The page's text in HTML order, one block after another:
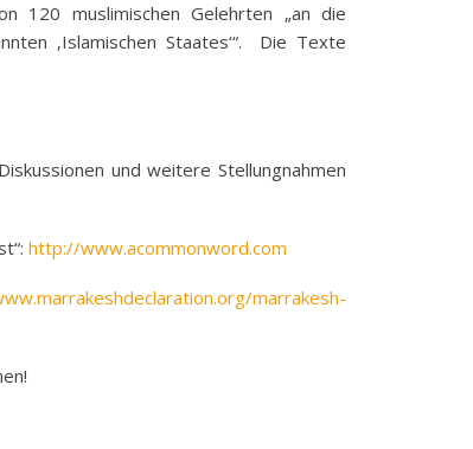
120 muslimischen Gelehrten „an die
‚Islamischen Staates‘“. Die Texte
und weitere Stellungnahmen
http://www.acommonword.com
marrakesh-